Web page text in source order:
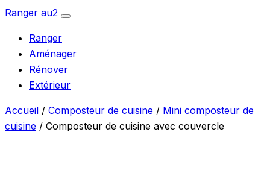
Aller
contenu
Ranger au2
Ouvrir
Ranger
Aménager
Rénover
Extérieur
Accueil / Composteur de cuisine / Mini composteur de
cuisine / Composteur de cuisine avec couvercle